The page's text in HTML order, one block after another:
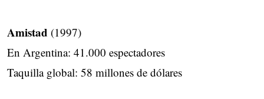
Amistad (1997)
En Argentina: 41.000 espectadores
Taquilla global: 58 millones de dólares